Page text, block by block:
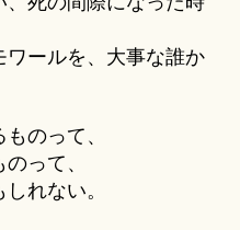
ールを、大事な誰か
のって、
って、
れない。